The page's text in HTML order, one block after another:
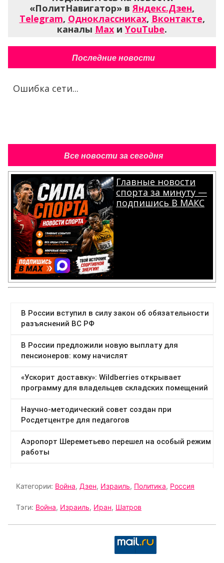
«ПолитНавигатор» вЯндекс.Дзен,
Telegram, Одноклассниках, Вконтакте,
каналы Max и YouTube.
Последние новости
Ошибка сети...
Все новости за сегодня
Главные новости
спорта за минуту —
подпишись В МАКС
.
Категории: Война, Дзен, Израиль, Политика, Россия
Тэги: Война, Израиль, Иран, Шатров